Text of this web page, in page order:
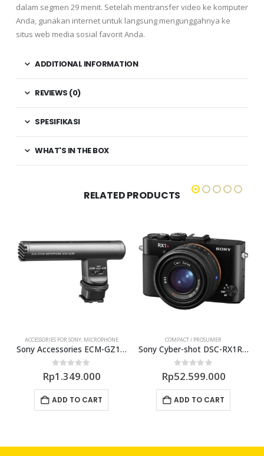
dalam segmen 29 menit. Setelah mentransfer video ke komputer
Anda, gunakan internet untuk langsung mengunggahnya ke
situs web media sosial favorit Anda.
ADDITIONAL INFORMATION
REVIEWS (0)
SPESIFIKASI
WHAT'S IN THE BOX
RELATED PRODUCTS
ACCESSORIES FOR SONY, MICROPHONE
Sony Accessories ECM-GZ1M Microphone
0out of 5
Rp1.349.000
ADD TO CART
COMPACT / PROSUMER
Sony Cyber-shot DSC-RX1R II Digital Camera
0out of 5
Rp52.599.000
ADD TO CART